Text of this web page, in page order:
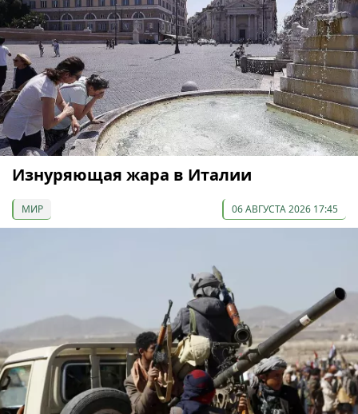
Изнуряющая жара в Италии
МИР 06 АВГУСТА 2026 17:45